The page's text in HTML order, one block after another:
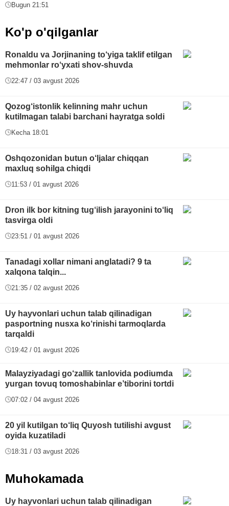
Bugun 21:51
Ko'p o'qilganlar
Ronaldu va Jorjinaning to‘yiga taklif etilgan
mehmonlar ro‘yxati shov-shuvda
22:47 / 03 avgust 2026
Qozog‘istonlik kelinning mahr uchun
kutilmagan talabi barchani hayratga soldi
Kecha 18:01
Oshqozonidan butun o‘ljalar chiqqan
maxluq sohilga chiqdi
11:53 / 01 avgust 2026
Dron ilk bor kitning tug‘ilish jarayonini to‘liq
tasvirga oldi
23:51 / 01 avgust 2026
Tanadagi xollar nimani anglatadi? 9 ta
xalqona talqin...
21:35 / 02 avgust 2026
Uy hayvonlari uchun talab qilinadigan
pasportning nusxa ko‘rinishi tarmoqlarda
tarqaldi
19:42 / 01 avgust 2026
Malayziyadagi go‘zallik tanlovida podiumda
yurgan tovuq tomoshabinlar e’tiborini tortdi
07:02 / 04 avgust 2026
20 yil kutilgan to‘liq Quyosh tutilishi avgust
oyida kuzatiladi
18:31 / 03 avgust 2026
Muhokamada
Uy hayvonlari uchun talab qilinadigan